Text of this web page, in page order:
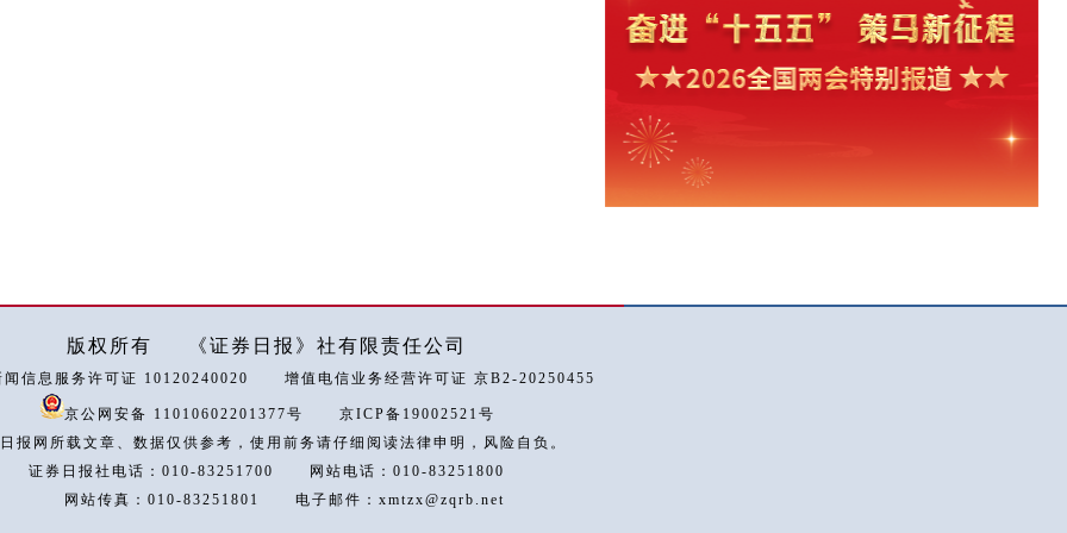
版权所有 《证券日报》社有限责任公司
闻信息服务许可证 10120240020 增值电信业务经营许可证 京B2-20250455
京公网安备 11010602201377号
京ICP备19002521号
报网所载文章、数据仅供参考，使用前务请仔细阅读法律申明，风险自负。
证券日报社电话：010-83251700
网站电话：010-83251800
网站传真：010-83251801
电子邮件：xmtzx@zqrb.net